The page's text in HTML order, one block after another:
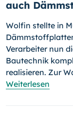
auch
Wolfin stellte in
Verarbeiter nun
Bau­tech­nik
realisieren. Zur
Weiterlesen